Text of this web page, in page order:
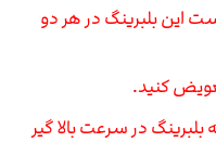
این بلبرینگ در هر دو
کنید.
در سرعت بالا گیر